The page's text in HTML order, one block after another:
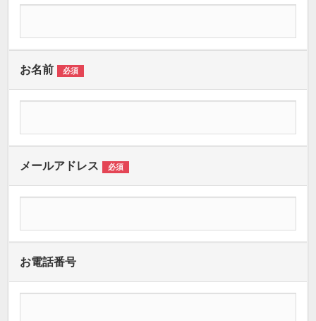
お名前 必須
メールアドレス 必須
お電話番号